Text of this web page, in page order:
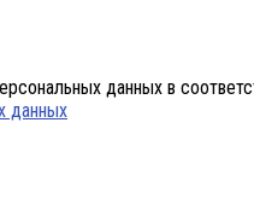
данных в
данных